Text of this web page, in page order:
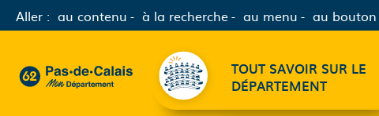
Aller : au contenu à la recherche au menu au
62 - Pas-de-Calais Mon Département - Retour à l'accueil
Menu principal
TOUT SAVOIR SUR LE
DÉPARTEMENT